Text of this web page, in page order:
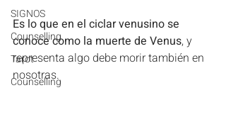
SIGNOS
Counselling
Tarot
Counselling
Es lo que en el ciclar venusino se
conoce como la muerte de Venus, y
representa algo debe morir también en
nosotras.